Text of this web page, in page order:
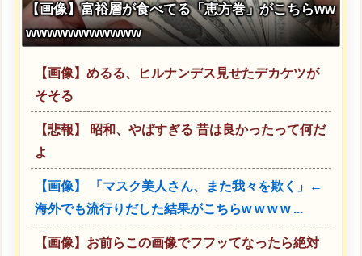
【画像】富裕層が食べてる「恵方巻」がこちらww
wwwwwwwwwww
【画像】めるる、ヒルナンデス見せたデカケツが
そそる
【悲報】 昭和、やばすぎる 昔は良かったって何だ
よ
【画像】 「マスク美人さん、また我々を欺く」←
海外でも流行りだした結果がこちらw w w w ...
【画像】お前らこの画像でフフッてなったら絶対